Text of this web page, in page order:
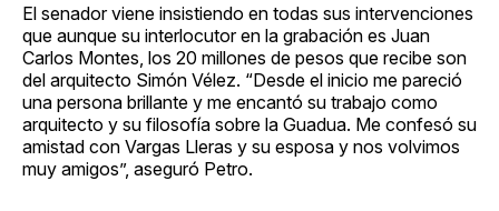
El senador viene insistiendo en todas sus intervenciones
que aunque su interlocutor en la grabación es Juan
Carlos Montes, los 20 millones de pesos que recibe son
del arquitecto Simón Vélez. “Desde el inicio me pareció
una persona brillante y me encantó su trabajo como
arquitecto y su filosofía sobre la Guadua. Me confesó su
amistad con Vargas Lleras y su esposa y nos volvimos
muy amigos”, aseguró Petro.